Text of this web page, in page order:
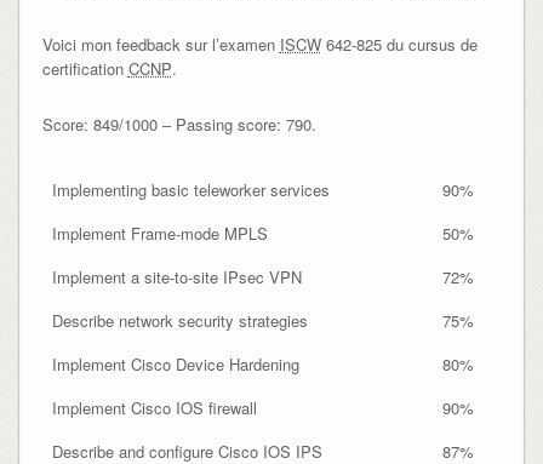
Voici mon feedback sur l’examen ISCW642-825 du cursus de
certification CCNP.
Score: 849/1000 – Passing score: 790.
Implementing basic teleworker services
90%
Implement Frame-mode MPLS
50%
Implement a site-to-site IPsec VPN
72%
Describe network security strategies
75%
Implement Cisco Device Hardening
80%
Implement Cisco IOS firewall
90%
Describe and configure Cisco IOS IPS
87%